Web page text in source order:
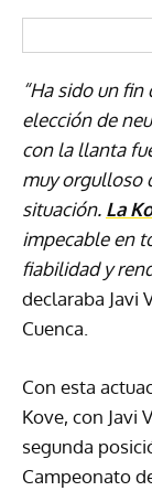
“Ha sido un
elección de
con la llanta
muy orgulloso
situación. La
impecable en
fiabilidad y
declaraba Javi
Cuenca.
Con esta
Kove, con Javi
segunda
Campeonato